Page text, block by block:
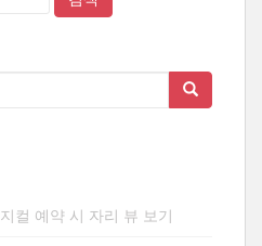
컬 예약 시 자리 뷰 보기